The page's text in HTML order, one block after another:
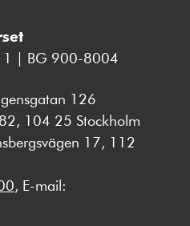
| BG 900-8004
126
104 25 Stockholm
17, 112
, E-mail: